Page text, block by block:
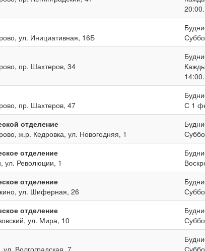
20:00.
ул. Инициативная, 16Б
пр. Шахтеров, 34
14:00.
пр. Шахтеров, 47
С 1
отделение
ж.р. Кедровка, ул. Новогодняя, 1
отделение
ул. Революции, 1
отделение
ул. Шиферная, 26
отделение
ул. Мира, 10
Волгоградская, 7